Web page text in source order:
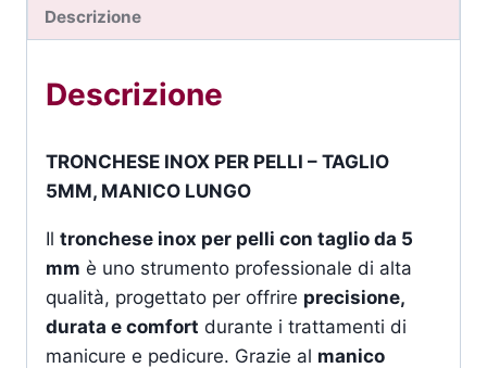
Descrizione
Descrizione
TRONCHESE INOX PER PELLI – TAGLIO
5MM, MANICO LUNGO
Il tronchese inox per pelli con taglio da 5
mm è uno strumento professionale di alta
qualità, progettato per offrire precisione,
durata e comfort durante i trattamenti di
manicure e pedicure. Grazie al manico